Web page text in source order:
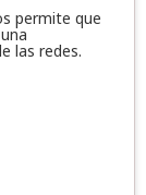
permite que
las redes.